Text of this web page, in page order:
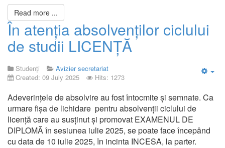
Read more ...
În atenția absolvenților ciclului
de studii LICENȚĂ
Studenți
Avizier secretariat
Created: 09 July 2025
Hits: 1273
Adeverințele de absolvire au fost întocmite și semnate. Ca
urmare fișa de lichidare pentru absolvenții ciclului de
licență care au susținut și promovat EXAMENUL DE
DIPLOMĂ în sesiunea iulie 2025, se poate face începând
cu data de 10 iulie 2025, în incinta INCESA, la parter.